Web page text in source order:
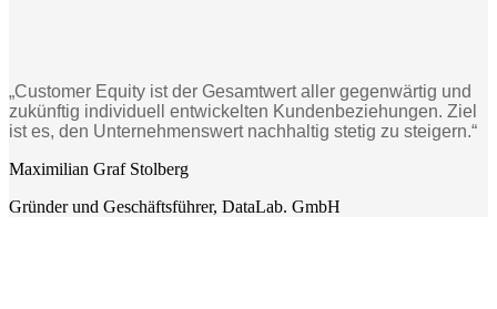
„Customer Equity ist der Gesamtwert aller gegenwärtig und
zukünftig individuell entwickelten Kundenbeziehungen. Ziel
ist es, den Unternehmenswert nachhaltig stetig zu steigern.“
Maximilian Graf Stolberg
Gründer und Geschäftsführer, DataLab. GmbH